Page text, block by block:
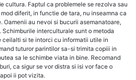
cultura. Faptul ca problemele se rezolva sau
diferit, in functie de tara, nu inseamna ca
Oamenii au nevoi si bucurii asemanatoare,
interculturale sunt o metoda
ceilalti si te intorci cu informatii utile in
tuturor parintilor sa-si trimita copiii in
sa le schimbe viata in bine. Recomand
ca sigur se vor distra si isi vor face o
ii pot vizita.